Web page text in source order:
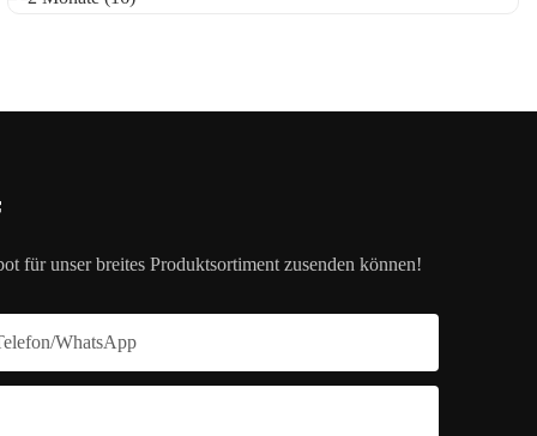
für unser breites Produktsortiment zusenden können!
WhatsApp